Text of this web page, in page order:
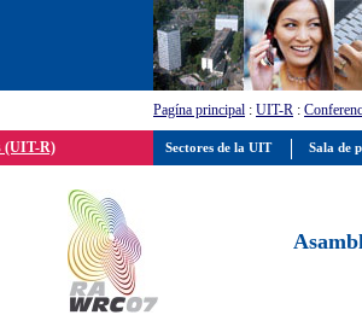
Pagína principal : UIT-R :
(UIT-R) Sectores de la UIT Sala de